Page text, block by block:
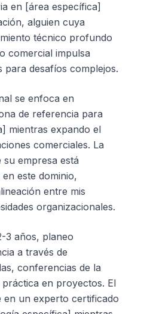
en [área específica]
alguien cuya
técnico profundo
comercial impulsa
para desafíos complejos.
se enfoca en
de referencia para
mientras expando el
comerciales. La
su empresa está
este dominio,
entre mis
organizacionales.
3 años, planeo
a través de
conferencias de la
en proyectos. El
en un experto certificado